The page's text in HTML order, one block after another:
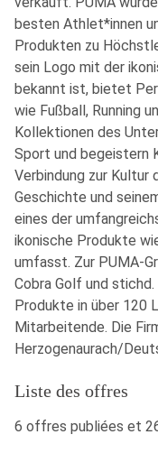
besten Athlet*innen
Produkten zu
sein Logo mit der
bekannt ist, bietet
wie Fußball, Running
Kollektionen des
Sport und begeistern
Verbindung zur Kultur
Geschichte und
eines der
ikonische Produkte
umfasst. Zur PUMA-
Cobra Golf und
Produkte in über 120
Mitarbeitende. Die
Herzogenaurach/
Liste des offres
6 offres publiées et